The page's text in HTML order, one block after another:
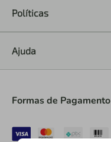
Políticas
Ajuda
Formas de Pagamento